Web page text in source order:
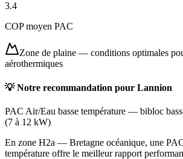
3.4
COP moyen PAC
Zone de plaine — conditions optimales
aérothermiques
💡 Notre recommandation pour Lannion
PAC Air/Eau basse température — bibloc
(7 à 12 kW)
En zone H2a — Bretagne océanique, une
température offre le meilleur rapport